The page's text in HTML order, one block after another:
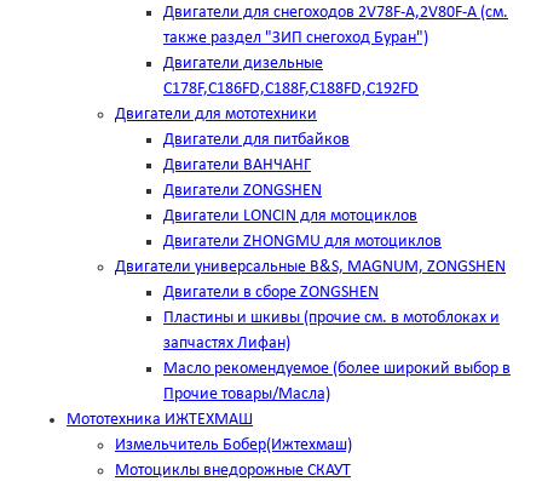
Двигатели для снегоходов 2V78F-A,2V80F-A (см.
также раздел "ЗИП снегоход Буран")
Двигатели дизельные
C178F,С186FD,C188F,C188FD,C192FD
Двигатели для мототехники
Двигатели для питбайков
Двигатели ВАНЧАНГ
Двигатели ZONGSHEN
Двигатели LONCIN для мотоциклов
Двигатели ZHONGMU для мотоциклов
Двигатели универсальные B&S, MAGNUM, ZONGSHEN
Двигатели в сборе ZONGSHEN
Пластины и шкивы (прочие см. в мотоблоках и
запчастях Лифан)
Масло рекомендуемое (более широкий выбор в
Прочие товары/Масла)
Мототехника ИЖТЕХМАШ
Измельчитель Бобер(Ижтехмаш)
Мотоциклы внедорожные СКАУТ